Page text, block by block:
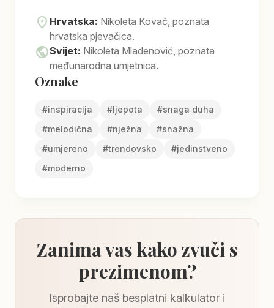
location_on Hrvatska: Nikoleta Kovač, poznata
hrvatska pjevačica.
publicSvijet: Nikoleta Mladenović, poznata
međunarodna umjetnica.
Oznake
#inspiracija #ljepota #snaga duha
#melodična #nježna #snažna
#umjereno #trendovsko #jedinstveno
#moderno
Zanima vas kako zvuči s
prezimenom?
Isprobajte naš besplatni kalkulator i